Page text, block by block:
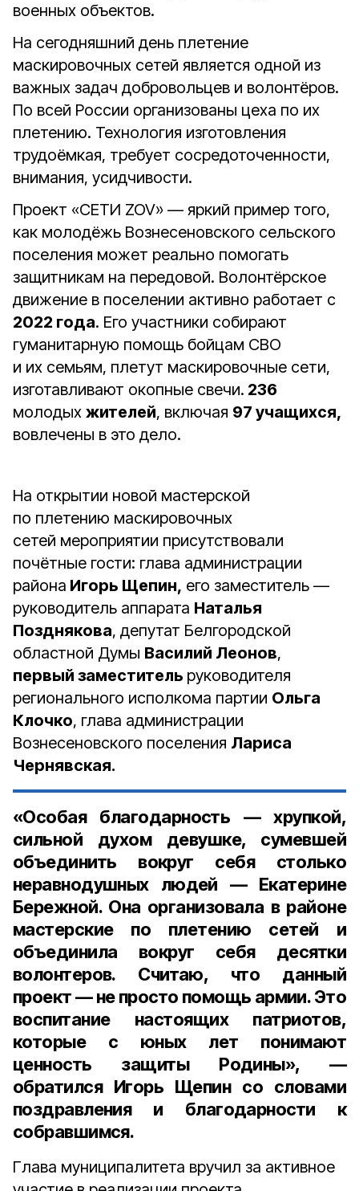
военных объектов.
На сегодняшний день плетение
маскировочных сетей является одной из
важных задач добровольцев и волонтёров.
По всей России организованы цеха по их
плетению. Технология изготовления
трудоёмкая, требует сосредоточенности,
внимания, усидчивости.
Проект «СЕТИ ZOV» — яркий пример того,
как молодёжь Вознесеновского сельского
поселения может реально помогать
защитникам на передовой. Волонтёрское
движение в поселении активно работает с
2022 года. Его участники собирают
гуманитарную помощь бойцам СВО
и их семьям, плетут маскировочные сети,
изготавливают окопные свечи. 236
молодых жителей, включая 97 учащихся,
вовлечены в это дело.
На открытии новой мастерской
по плетению маскировочных
сетей мероприятии присутствовали
почётные гости: глава администрации
района Игорь Щепин, его заместитель —
руководитель аппарата Наталья
Позднякова, депутат Белгородской
областной Думы Василий Леонов,
первый заместитель руководителя
регионального исполкома партии Ольга
Клочко, глава администрации
Вознесеновского поселения Лариса
Чернявская.
«Особая благодарность — хрупкой,
сильной духом девушке, сумевшей
объединить вокруг себя столько
неравнодушных людей — Екатерине
Бережной. Она организовала в районе
мастерские по плетению сетей и
объединила вокруг себя десятки
волонтеров. Считаю, что данный
проект — не просто помощь армии. Это
воспитание настоящих патриотов,
которые с юных лет понимают
ценность защиты Родины», —
обратился Игорь Щепин со словами
поздравления и благодарности к
собравшимся.
Глава муниципалитета вручил за активное